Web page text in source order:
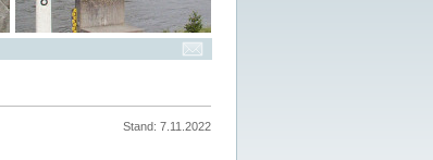
Stand: 7.11.2022